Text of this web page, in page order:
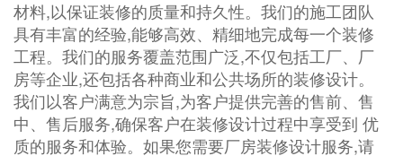
材料,以保证装修的质量和持久性。我们的施工团队
具有丰富的经验,能够高效、精细地完成每一个装修
工程。我们的服务覆盖范围广泛,不仅包括工厂、厂
房等企业,还包括各种商业和公共场所的装修设计。
我们以客户满意为宗旨,为客户提供完善的售前、售
中、售后服务,确保客户在装修设计过程中享受到 优
质的服务和体验。如果您需要厂房装修设计服务,请